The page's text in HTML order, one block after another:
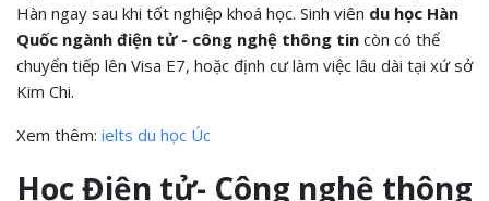
Hàn ngay sau khi tốt nghiệp khoá học. Sinh viên du học Hàn
Quốc ngành điện tử - công nghệ thông tin còn có thể
chuyển tiếp lên Visa E7, hoặc định cư làm việc lâu dài tại xứ sở
Kim Chi.
Xem thêm: ielts du học Úc
Học Điện tử- Công nghệ thông